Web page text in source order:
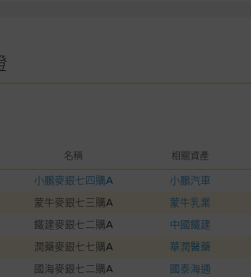
名稱 相關資產
小鵬麥銀七四購A 小鵬汽車
蒙牛麥銀七三購A 蒙牛乳業
鐵建麥銀七二購A 中國鐵建
潤藥麥銀七七購A 華潤醫藥
國海麥銀七二購A 國泰海通
與結構性產品有關的風險
結構性產品並無抵押品，如發行人無力償債或違約
性產品的詳情及自行評估箇中風險。如有需要，請
損失全部投資；而(ii)R類牛熊證之剩餘價值則可能為零